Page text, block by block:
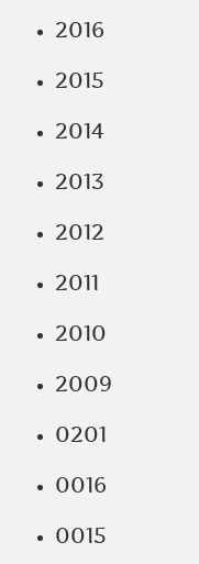
2016
2015
2014
2013
2012
2011
2010
2009
0201
0016
0015